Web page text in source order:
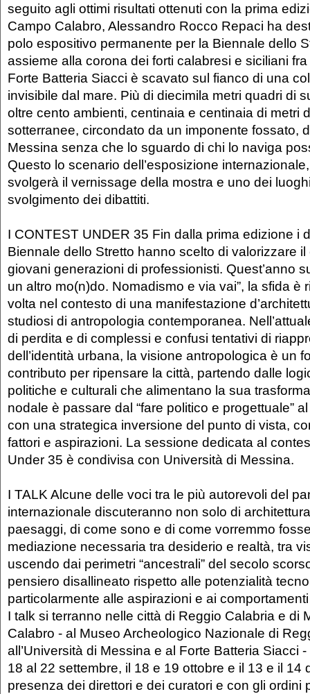
seguito agli ottimi risultati ottenuti con la prima
Campo Calabro, Alessandro Rocco Repaci ha
polo espositivo permanente per la Biennale dello
assieme alla corona dei forti calabresi e siciliani
Forte Batteria Siacci è scavato sul fianco di una
invisibile dal mare. Più di diecimila metri quadri di
oltre cento ambienti, centinaia e centinaia di metri
sotterranee, circondato da un imponente fossato,
Messina senza che lo sguardo di chi lo naviga
Questo lo scenario dell’esposizione
svolgerà il vernissage della mostra e uno dei
svolgimento dei dibattiti.
I CONTEST UNDER 35 Fin dalla prima edizione i
Biennale dello Stretto hanno scelto di valorizzare
giovani generazioni di professionisti. Quest’anno
un altro mo(n)do. Nomadismo e via vai”, la sfida è
volta nel contesto di una manifestazione
studiosi di antropologia contemporanea.
di perdita e di complessi e confusi tentativi di
dell’identità urbana, la visione antropologica è un
contributo per ripensare la città, partendo dalle
politiche e culturali che alimentano la sua
nodale è passare dal “fare politico e progettuale”
con una strategica inversione del punto di vista,
fattori e aspirazioni. La sessione dedicata al
Under 35 è condivisa con Università di Messina.
I TALK Alcune delle voci tra le più autorevoli del
internazionale discuteranno non solo di
paesaggi, di come sono e di come vorremmo
mediazione necessaria tra desiderio e realtà, tra
uscendo dai perimetri “ancestrali” del secolo
pensiero disallineato rispetto alle potenzialità
particolarmente alle aspirazioni e ai
I talk si terranno nelle città di Reggio Calabria e di
Calabro - al Museo Archeologico Nazionale di
all’Università di Messina e al Forte Batteria Siacci
18 al 22 settembre, il 18 e 19 ottobre e il 13 e il 14
presenza dei direttori e dei curatori e con gli ordini